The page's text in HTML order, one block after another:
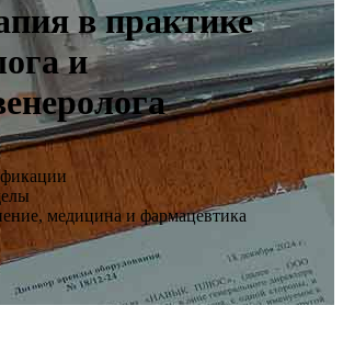
в практике
и
медицина и фармацевтика